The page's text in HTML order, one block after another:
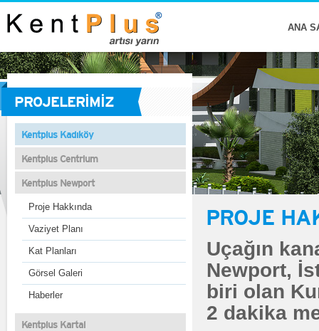
ANA
PROJELERİMİZ
Kentplus Kadıköy
Kentplus Centrium
Kentplus Newport
Proje Hakkında
Vaziyet Planı
Kat Planları
Görsel Galeri
Haberler
Kentplus Kartal
PROJE
Uçağın
Newport,
biri olan
2 dakika